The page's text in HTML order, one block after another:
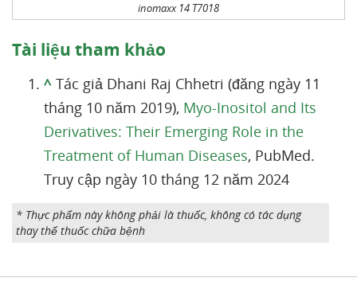
inomaxx 14 T7018
Tài liệu tham khảo
^ Tác giả Dhani Raj Chhetri (đăng ngày 11
tháng 10 năm 2019), Myo-Inositol and Its
Derivatives: Their Emerging Role in the
Treatment of Human Diseases, PubMed.
Truy cập ngày 10 tháng 12 năm 2024
* Thực phẩm này không phải là thuốc, không có tác dụng
thay thế thuốc chữa bệnh